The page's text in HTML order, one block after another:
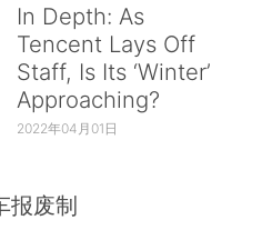
In Depth: As
Tencent Lays Off
Staff, Is Its ‘Winter’
Approaching?
2022年04月01日
报废制